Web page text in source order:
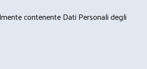
contenente Dati Personali degli